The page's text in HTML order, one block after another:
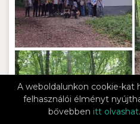
A weboldalunkon cookie-kat
felhasználói élményt
bővebben itt olvashat